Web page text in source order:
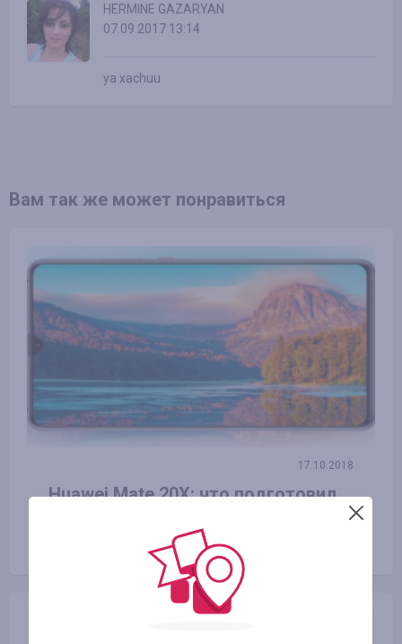
HERMINE GAZARYAN
07.09.2017 13:14
ya xachuu
Вам так же может понравиться
17.10.2018
Huawei Mate 20X: что подготовил